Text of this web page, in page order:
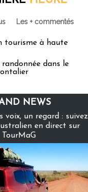
Les + commentés
tourisme à haute
dans le
NEWS
voix, un regard : suivez
en direct sur
TourMaG